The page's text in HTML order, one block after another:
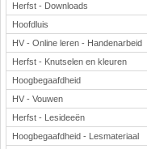
Herfst - Downloads
Hoofdluis
HV - Online leren - Handenarbeid
Herfst - Knutselen en kleuren
Hoogbegaafdheid
HV - Vouwen
Herfst - Lesideeën
Hoogbegaafdheid - Lesmateriaal